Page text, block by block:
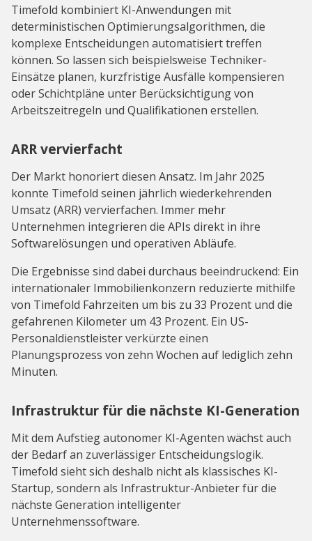
Timefold kombiniert KI-Anwendungen mit
deterministischen Optimierungsalgorithmen, die
komplexe Entscheidungen automatisiert treffen
können. So lassen sich beispielsweise Techniker-
Einsätze planen, kurzfristige Ausfälle kompensieren
oder Schichtpläne unter Berücksichtigung von
Arbeitszeitregeln und Qualifikationen erstellen.
ARR vervierfacht
Der Markt honoriert diesen Ansatz. Im Jahr 2025
konnte Timefold seinen jährlich wiederkehrenden
Umsatz (ARR) vervierfachen. Immer mehr
Unternehmen integrieren die APIs direkt in ihre
Softwarelösungen und operativen Abläufe.
Die Ergebnisse sind dabei durchaus beeindruckend: Ein
internationaler Immobilienkonzern reduzierte mithilfe
von Timefold Fahrzeiten um bis zu 33 Prozent und die
gefahrenen Kilometer um 43 Prozent. Ein US-
Personaldienstleister verkürzte einen
Planungsprozess von zehn Wochen auf lediglich zehn
Minuten.
Infrastruktur für die nächste KI-Generation
Mit dem Aufstieg autonomer KI-Agenten wächst auch
der Bedarf an zuverlässiger Entscheidungslogik.
Timefold sieht sich deshalb nicht als klassisches KI-
Startup, sondern als Infrastruktur-Anbieter für die
nächste Generation intelligenter
Unternehmenssoftware.